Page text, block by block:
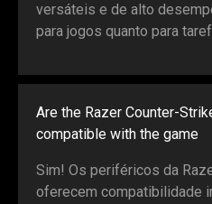
versáteis e de alto
para jogos quanto para
Are the Razer Counter-
compatible with the game
Sim! Os periféricos da
oferecem compatibilidade